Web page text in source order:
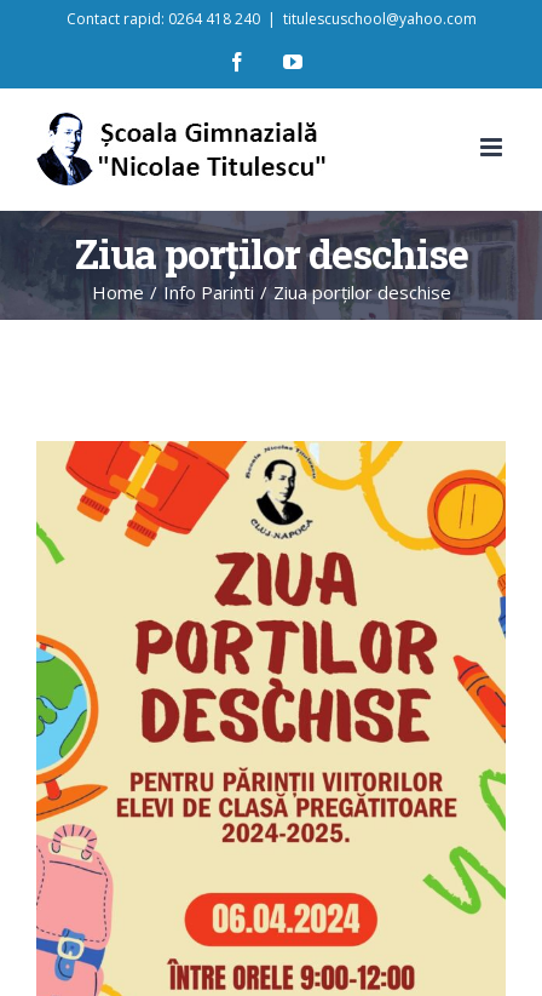
Contact rapid: 0264 418 240 | titulescuschool@yahoo.com
FacebookYouTube
Ziua porților deschise
Home / Info Parinti / Ziua porților deschise